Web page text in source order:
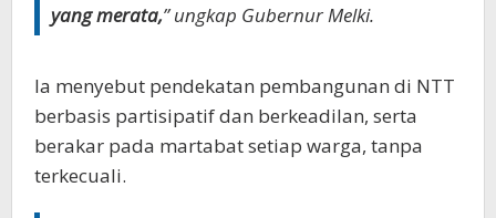
yang merata,” ungkap Gubernur Melki.
Ia menyebut pendekatan pembangunan di NTT
berbasis partisipatif dan berkeadilan, serta
berakar pada martabat setiap warga, tanpa
terkecuali.